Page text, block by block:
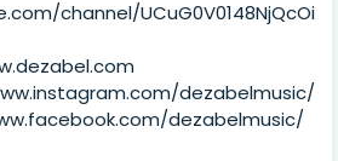
channel/UCuG0V0148NjQcOi
dezabelmusic/
dezabelmusic/